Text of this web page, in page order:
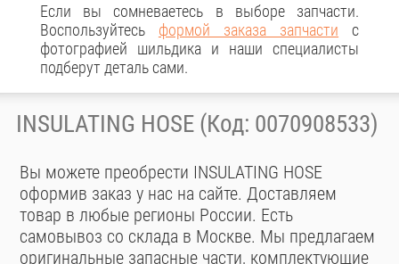
Если вы сомневаетесь в выборе запчасти.
Воспользуйтесь формой заказа запчасти с
фотографией шильдика и наши специалисты
подберут деталь сами.
INSULATING HOSE (Код: 0070908533)
Вы можете преобрести INSULATING HOSE
оформив заказ у нас на сайте. Доставляем
товар в любые регионы России. Есть
самовывоз со склада в Москве. Мы предлагаем
оригинальные запасные части, комплектующие